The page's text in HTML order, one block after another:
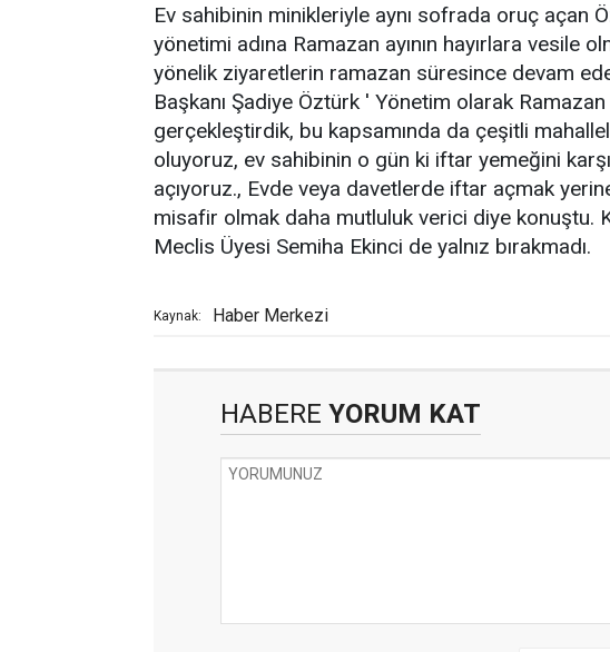
Ev sahibinin minikleriyle aynı sofrada oruç açan
yönetimi adına Ramazan ayının hayırlara vesile
yönelik ziyaretlerin ramazan süresince devam
Başkanı Şadiye Öztürk ' Yönetim olarak
gerçekleştirdik, bu kapsamında da çeşitli
oluyoruz, ev sahibinin o gün ki iftar yemeğini
açıyoruz., Evde veya davetlerde iftar açmak
misafir olmak daha mutluluk verici diye konuştu.
Meclis Üyesi Semiha Ekinci de yalnız bırakmadı.
Kaynak: Haber Merkezi
HABERE YORUM KAT